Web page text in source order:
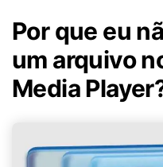
Por que eu
um arquivo
Media